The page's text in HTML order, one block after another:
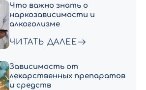
Что важно знать о
наркозависимости и
алкоголизме
ЧИТАТЬ ДАЛЕЕ
Зависимость от
лекарственных препаратов
и средств